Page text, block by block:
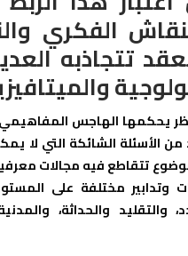
الفكري
تتجاذبه
يحكمها الهاجس
الشائكة التي لا
تتقاطع فيه مجالات
مختلفة على
والحداثة،